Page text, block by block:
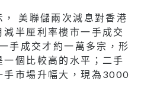
美聯儲兩次減息對香港
半厘利率樓市一手成交
手成交才約一萬多宗，形
個比較高的水平；二手
手市場升幅大，現為3000